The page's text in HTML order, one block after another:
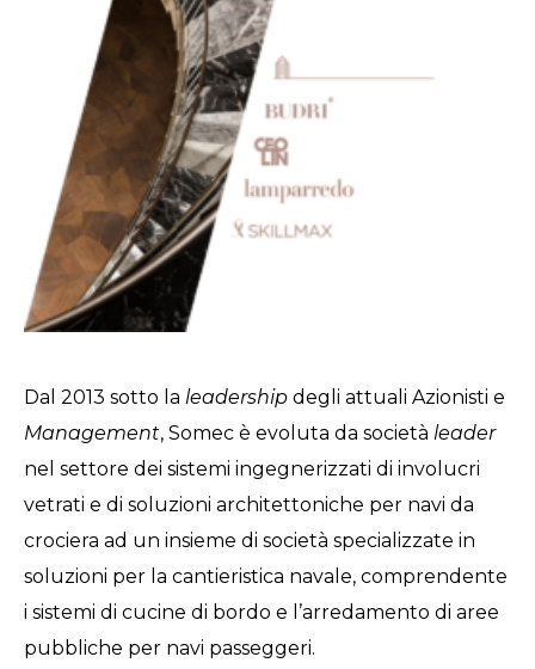
Dal 2013 sotto la leadership degli attuali Azionisti e
Management, Somec è evoluta da società leader
nel settore dei sistemi ingegnerizzati di involucri
vetrati e di soluzioni architettoniche per navi da
crociera ad un insieme di società specializzate in
soluzioni per la cantieristica navale, comprendente
i sistemi di cucine di bordo e l’arredamento di aree
pubbliche per navi passeggeri.